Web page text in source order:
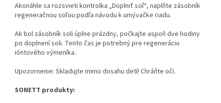
Akonáhle sa rozsvieti kontrolka „Doplniť soľ“, naplňte zásobník
regeneračnou soľou podľa návodu k umývačke riadu.
Ak bol zásobník soli úplne prázdny, počkajte aspoň dve hodiny
po doplnení soli. Tento čas je potrebný pre regeneráciu
ióntového výmeníka.
Upozornenie: Skladujte mimo dosahu detí! Chráňte oči.
SONETT produkty: